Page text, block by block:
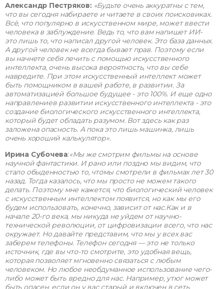
Александр Пестряков: «Будьте очень аккуратны с тем,
что вы сегодня набираете и читаете в своих поисковиках.
Всё, что популярно в искусственном мире, может ввести
человека в заблуждение. Ведь то, что вам напишет ИИ-
это лишь то, что написал другой человек. Это база данных.
А другой человек не всегда бывает прав. Поэтому если
вы начнете себя лечить с помощью искусственного
интеллекта, очень высока вероятность, что вы себе
навредите. При этом искусственный интеллект может
быть помощником в вашей работе, в развитии. За
автоматизацией большое будущее - это 100%. И еще одно
направлениев развитии искусственного интеллекта - это
создание биологического искусственного интеллекта,
который будет обладать разумом. Вот здесь как раз
заложена опасность. А пока это лишь машинка, лишь
очень хороший калькулятор».
Ирина Субочева:«Мы же смотрим фильмы на основе
научной фантастики. И рано или поздно мы видим, что
стало обыденностью то, чтомы смотрели в фильмах лет 30
назад. Тогда казалось, что мы просто не можем такого
делать. Поэтому мне кажется, что биологический человек
с искусственным интеллектом появится, но как мы его
будем использовать, конечно, зависит от нас.Как и в
начале 20-го века, мы никуда не уйдем от научно-
технической революции, от цифровизации всего, что нас
окружает. Но давайте представим, что мы у всех вас
заберем телефоны. Телефон сегодня — это не только
источник, где вы что-то смотрите, это удобная вещь,
которая позволяет мгновенно связаться с любым
человеком. Но любое необдуманное использование чего-
либо может быть вредно для нас. Например, утюг может
быть опасен, если он у вас старый и включен в сеть.